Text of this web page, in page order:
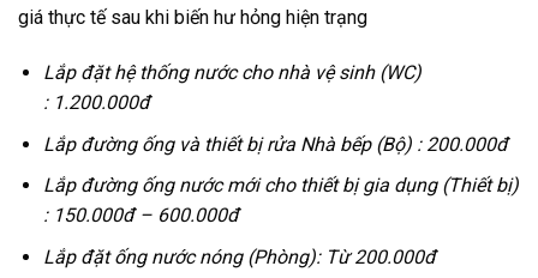
giá thực tế sau khi biến hư hỏng hiện trạng
Lắp đặt hệ thống nước cho nhà vệ sinh (WC)
: 1.200.000đ
Lắp đường ống và thiết bị rửa Nhà bếp (Bộ) : 200.000đ
Lắp đường ống nước mới cho thiết bị gia dụng (Thiết bị)
: 150.000đ – 600.000đ
Lắp đặt ống nước nóng (Phòng): Từ 200.000đ